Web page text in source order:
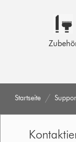
Startseite